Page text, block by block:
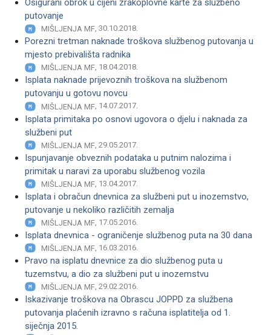
Osigurani obrok u cijeni zrakoplovne karte za službeno
putovanje
MIŠLJENJA MF, 30.10.2018.
Porezni tretman naknade troškova službenog putovanja u
mjesto prebivališta radnika
MIŠLJENJA MF, 18.04.2018.
Isplata naknade prijevoznih troškova na službenom
putovanju u gotovu novcu
MIŠLJENJA MF, 14.07.2017.
Isplata primitaka po osnovi ugovora o djelu i naknada za
službeni put
MIŠLJENJA MF , 29.05.2017.
Ispunjavanje obveznih podataka u putnim nalozima i
primitak u naravi za uporabu službenog vozila
MIŠLJENJA MF , 13.04.2017.
Isplata i obračun dnevnica za službeni put u inozemstvo,
putovanje u nekoliko različitih zemalja
MIŠLJENJA MF , 17.05.2016.
Isplata dnevnica - ograničenje službenog puta na 30 dana
MIŠLJENJA MF , 16.03.2016.
Pravo na isplatu dnevnice za dio službenog puta u
tuzemstvu, a dio za službeni put u inozemstvu
MIŠLJENJA MF , 29.02.2016.
Iskazivanje troškova na Obrascu JOPPD za službena
putovanja plaćenih izravno s računa isplatitelja od 1.
siječnja 2015.